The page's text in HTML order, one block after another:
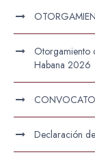
Otorgamiento
Habana 2026
Declaración